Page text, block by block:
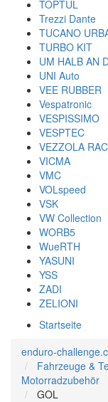
TOPTUL
Trezzi Dante
TUCANO
TURBO KIT
UM HALB AN
UNI Auto
VEE RUBBER
Vespatronic
VESPISSIMO
VESPTEC
VEZZOLA
VICMA
VMC
VOLspeed
VSK
VW Collection
WORB5
WueRTH
YASUNI
YSS
ZADI
ZELIONI
Startseite
enduro-
Fahrzeuge &
Motorradzubehör
GOL